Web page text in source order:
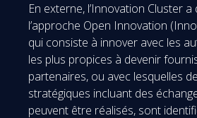
En externe, l’Innovation Cluster a
l’approche Open Innovation
qui consiste à innover avec les
les plus propices à devenir
partenaires, ou avec lesquelles
stratégiques incluant des
peuvent être réalisés, sont